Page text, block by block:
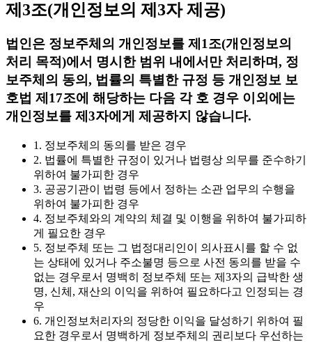
제3조(개인정보의 제3자 제공)
법인은 정보주체의 개인정보를 제1조(개인정보의
처리 목적)에서 명시한 범위 내에서만 처리하며, 정
보주체의 동의, 법률의 특별한 규정 등 개인정보 보
호법 제17조에 해당하는 다음 각 호 경우 이외에는
개인정보를 제3자에게 제공하지 않습니다.
1. 정보주체의 동의를 받은 경우
2. 법률에 특별한 규정이 있거나 법령상 의무를 준수하기
위하여 불가피한 경우
3. 공공기관이 법령 등에서 정하는 소관 업무의 수행을
위하여 불가피한 경우
4. 정보주체와의 계약의 체결 및 이행을 위하여 불가피하
게 필요한 경우
5. 정보주체 또는 그 법정대리인이 의사표시를 할 수 없
는 상태에 있거나 주소불명 등으로 사전 동의를 받을 수
없는 경우로서 명백히 정보주체 또는 제3자의 급박한 생
명, 신체, 재산의 이익을 위하여 필요하다고 인정되는 경
우
6. 개인정보처리자의 정당한 이익을 달성하기 위하여 필
요한 경우로서 명백하게 정보주체의 권리보다 우선하는